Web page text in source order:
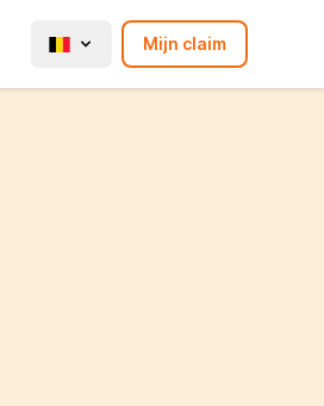
Mijn claim